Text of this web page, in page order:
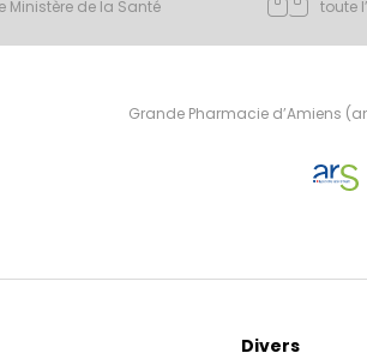
Ministère de la Santé toute
Grande Pharmacie d’Amiens
Divers